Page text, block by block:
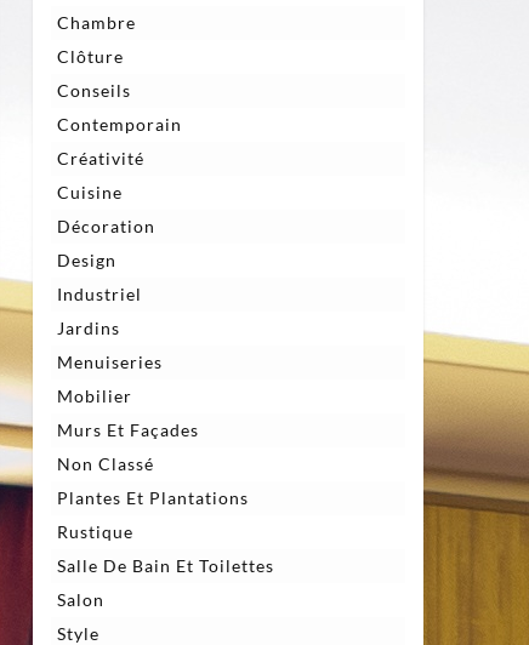
Chambre
Clôture
Conseils
Contemporain
Créativité
Cuisine
Décoration
Design
Industriel
Jardins
Menuiseries
Mobilier
Murs Et Façades
Non Classé
Plantes Et Plantations
Rustique
Salle De Bain Et Toilettes
Salon
Style